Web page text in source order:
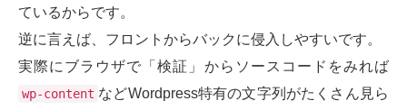
ているからです。
逆に言えば、フロントからバックに侵入しやすいです。
実際にブラウザで「検証」からソースコードをみれば
wp-content などWordpress特有の文字列がたくさん見ら